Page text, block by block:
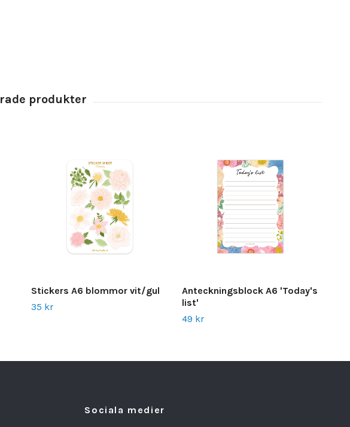
Stickers A6 blommor vit/gul
35 kr
Anteckningsblock A6 'Today's
list'
49 kr
Sociala medier